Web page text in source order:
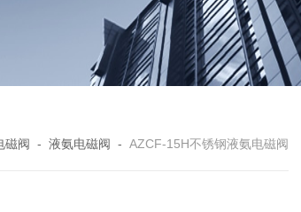
磁阀 - 液氨电磁阀 - AZCF-15H不锈钢液氨电磁阀